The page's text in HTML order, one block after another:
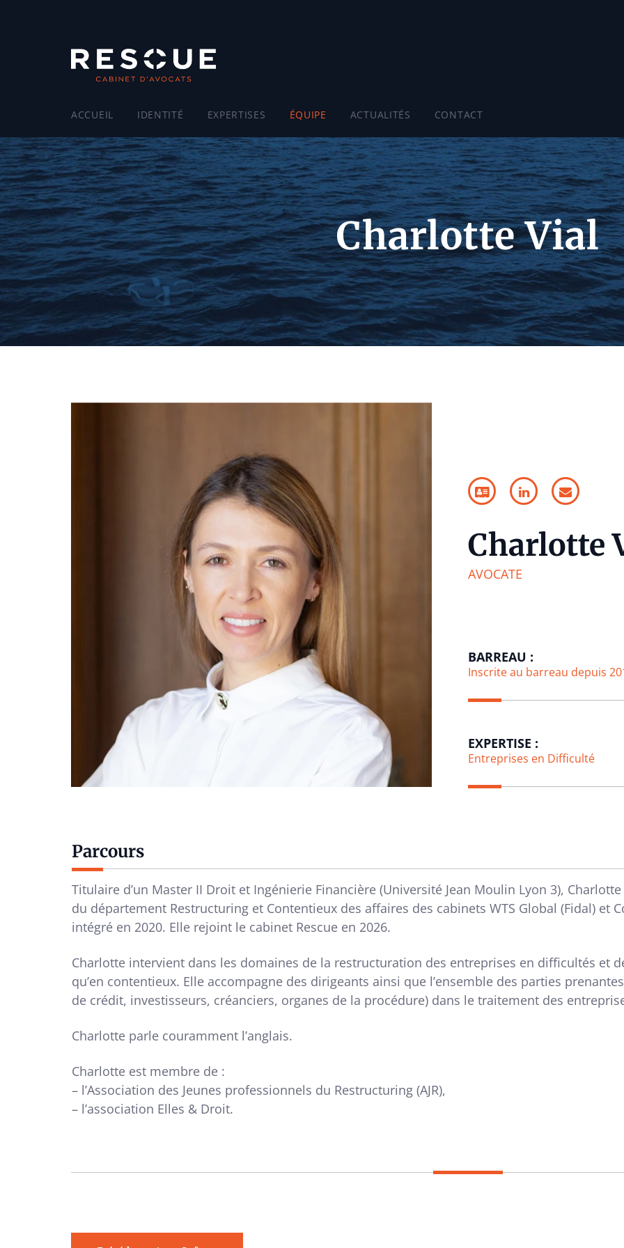
ACCUEIL IDENTITÉ EXPERTISES ÉQUIPE ACTUALITÉS CONTACT
Charlotte Vial
Charlotte
AVOCATE
BARREAU :
Inscrite au barreau depuis
EXPERTISE :
Entreprises en Difficulté
Parcours
Titulaire d’un Master II Droit et Ingénierie Financière (Université Jean Moulin Lyon 3),
du département Restructuring et Contentieux des affaires des cabinets WTS Global (Fidal) et
intégré en 2020. Elle rejoint le cabinet Rescue en 2026.
Charlotte intervient dans les domaines de la restructuration des entreprises en difficultés et
qu’en contentieux. Elle accompagne des dirigeants ainsi que l’ensemble des parties
de crédit, investisseurs, créanciers, organes de la procédure) dans le traitement des
Charlotte parle couramment l’anglais.
Charlotte est membre de :
– l’Association des Jeunes professionnels du Restructuring (AJR),
– l’association Elles & Droit.